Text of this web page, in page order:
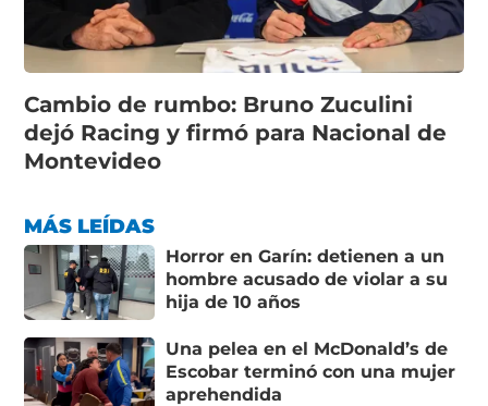
Cambio de rumbo: Bruno Zuculini
dejó Racing y firmó para Nacional de
Montevideo
MÁS LEÍDAS
Horror en Garín: detienen a un
hombre acusado de violar a su
hija de 10 años
Una pelea en el McDonald’s de
Escobar terminó con una mujer
aprehendida